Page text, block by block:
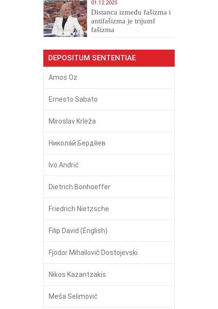
01.12.2025
Distanca između fašizma i
antifašizma je trijumf
fašizma
DEPOSITUM SENTENTIAE
Amos Oz
Ernesto Sabato
Miroslav Krleža
Никола́й Бердя́ев
Ivo Andrić
Dietrich Bonhoeffer
Friedrich Nietzsche
Filip David (English)
Fjodor Mihailovič Dostojevski
Nikos Kazantzakis
Meša Selimović